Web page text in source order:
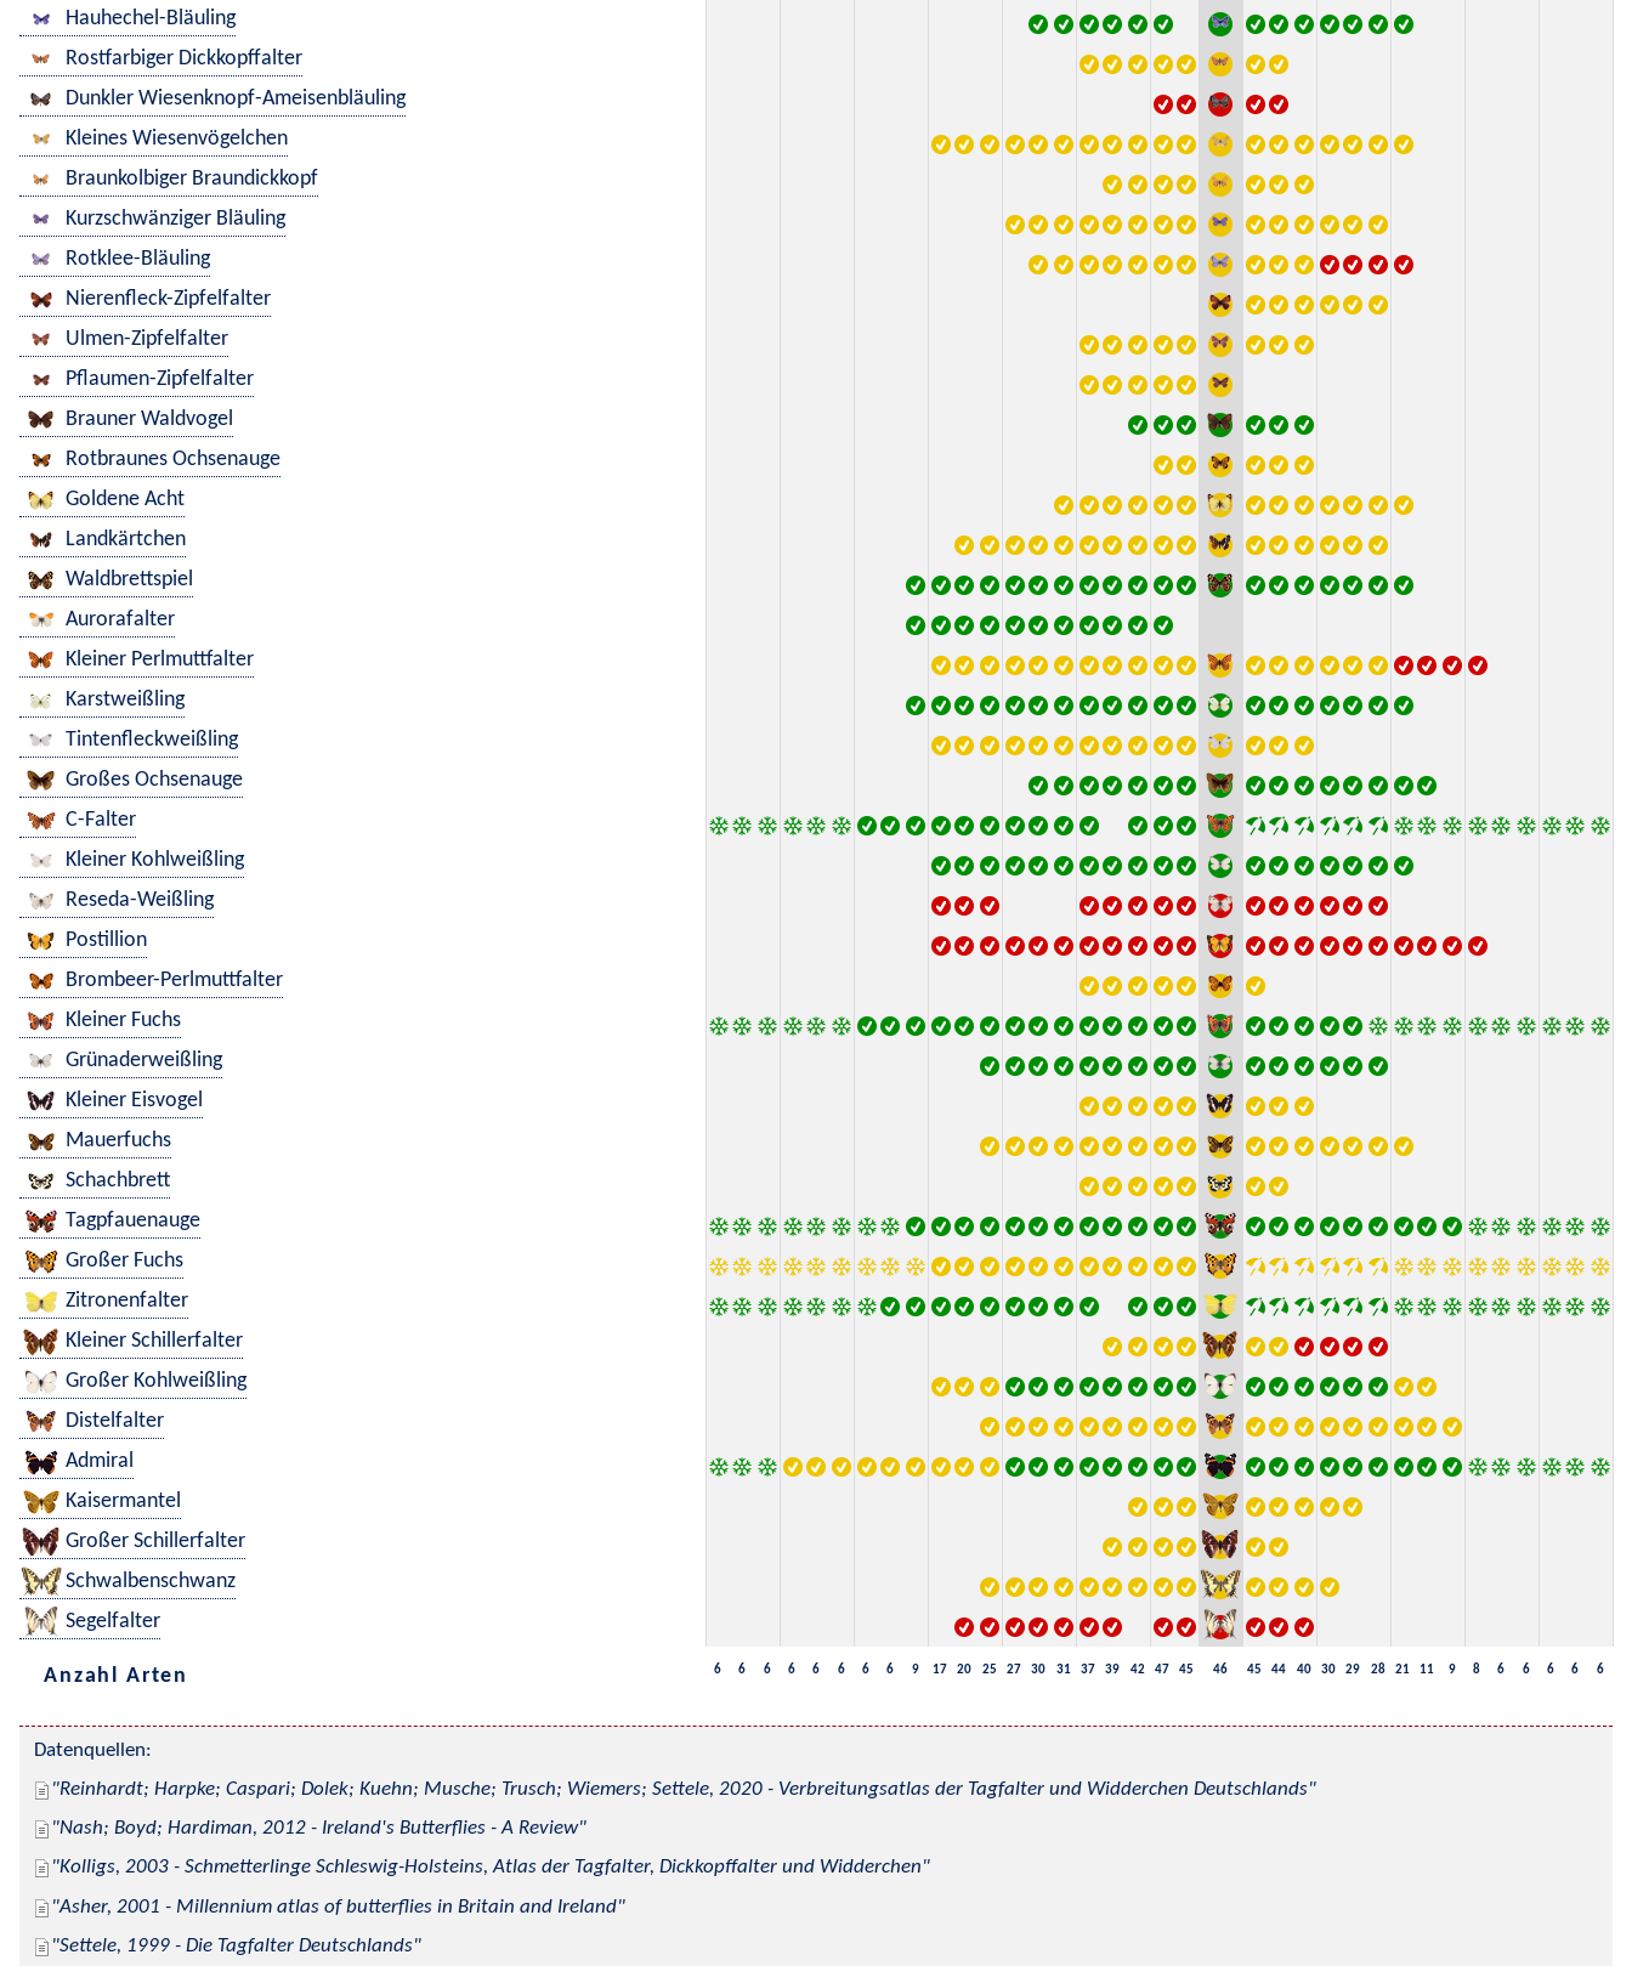
Hauhechel-Bläuling
Rostfarbiger Dickkopffalter
Dunkler Wiesenknopf-Ameisenbläuling
Kleines Wiesenvögelchen
Braunkolbiger Braundickkopf
Kurzschwänziger Bläuling
Rotklee-Bläuling
Nierenfleck-Zipfelfalter
Ulmen-Zipfelfalter
Pflaumen-Zipfelfalter
Brauner Waldvogel
Rotbraunes Ochsenauge
Goldene Acht
Landkärtchen
Waldbrettspiel
Aurorafalter
Kleiner Perlmuttfalter
Karstweißling
Tintenfleckweißling
Großes Ochsenauge
C-Falter
Kleiner Kohlweißling
Reseda-Weißling
Postillion
Brombeer-Perlmuttfalter
Kleiner Fuchs
Grünaderweißling
Kleiner Eisvogel
Mauerfuchs
Schachbrett
Tagpfauenauge
Großer Fuchs
Zitronenfalter
Kleiner Schillerfalter
Großer Kohlweißling
Distelfalter
Admiral
Kaisermantel
Großer Schillerfalter
Schwalbenschwanz
Segelfalter
Anzahl Arten 6 6 6 6 6 6 6 6 9 17 20 25 27 30 31 37 39 42 47 45 46 45 44 40 30 29 28 21 11 9 8 6 6 6 6 6
Datenquellen:
Reinhardt; Harpke; Caspari; Dolek; Kuehn; Musche; Trusch; Wiemers; Settele, 2020 - Verbreitungsatlas der Tagfalter und Widderchen Deutschlands
Nash; Boyd; Hardiman, 2012 - Ireland's Butterflies - A Review
Kolligs, 2003 - Schmetterlinge Schleswig-Holsteins, Atlas der Tagfalter, Dickkopffalter und Widderchen
Asher, 2001 - Millennium atlas of butterflies in Britain and Ireland
Settele, 1999 - Die Tagfalter Deutschlands